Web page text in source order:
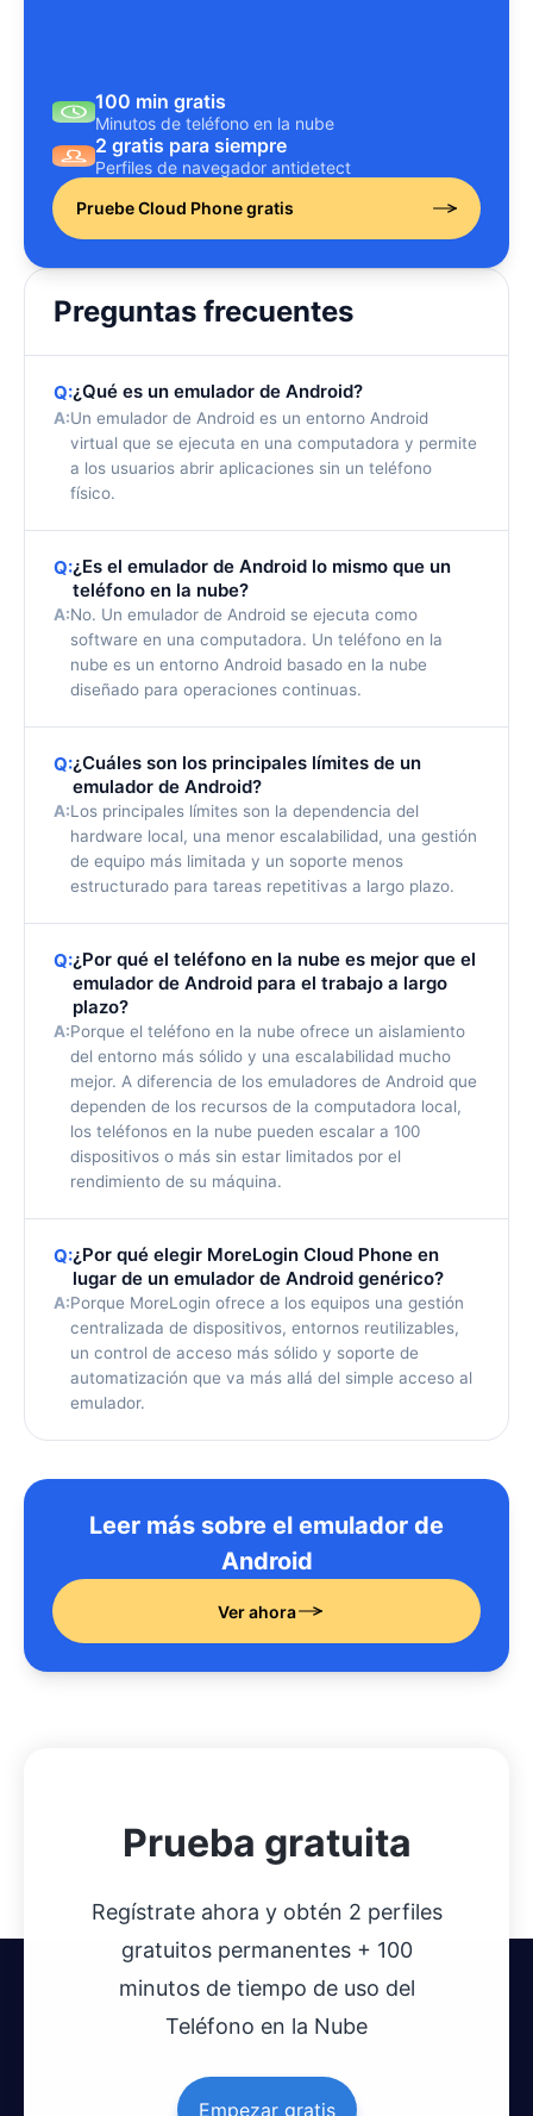
100 min gratis
Minutos de teléfono en la nube
2 gratis para siempre
Perfiles de navegador antidetect
Pruebe Cloud Phone gratis
Preguntas frecuentes
Q:¿Qué es un emulador de Android?
A:Un emulador de Android es un entorno Android
virtual que se ejecuta en una computadora y permite
a los usuarios abrir aplicaciones sin un teléfono
físico.
Q:¿Es el emulador de Android lo mismo que un
teléfono en la nube?
A:No. Un emulador de Android se ejecuta como
software en una computadora. Un teléfono en la
nube es un entorno Android basado en la nube
diseñado para operaciones continuas.
Q:¿Cuáles son los principales límites de un
emulador de Android?
A:Los principales límites son la dependencia del
hardware local, una menor escalabilidad, una gestión
de equipo más limitada y un soporte menos
estructurado para tareas repetitivas a largo plazo.
Q:¿Por qué el teléfono en la nube es mejor que el
emulador de Android para el trabajo a largo
plazo?
A:Porque el teléfono en la nube ofrece un aislamiento
del entorno más sólido y una escalabilidad mucho
mejor. A diferencia de los emuladores de Android que
dependen de los recursos de la computadora local,
los teléfonos en la nube pueden escalar a 100
dispositivos o más sin estar limitados por el
rendimiento de su máquina.
Q:¿Por qué elegir MoreLogin Cloud Phone en
lugar de un emulador de Android genérico?
A:Porque MoreLogin ofrece a los equipos una gestión
centralizada de dispositivos, entornos reutilizables,
un control de acceso más sólido y soporte de
automatización que va más allá del simple acceso al
emulador.
Leer más sobre el emulador de
Android
Ver ahora
Prueba gratuita
Regístrate ahora y obtén 2 perfiles
gratuitos permanentes + 100
minutos de tiempo de uso del
Teléfono en la Nube
Empezar gratis